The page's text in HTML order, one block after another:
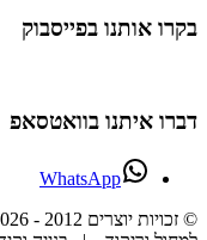
בקרו אותנו בפייסבוק
דברו איתנו בוואטסאפ
WhatsApp
© זכויות יוצרים 2012 -